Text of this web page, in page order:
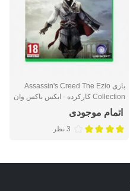
بازی Assassin's Creed The Ezio
Collection کارکرده - ایکس باکس وان
اتمام موجودی
3 نظر